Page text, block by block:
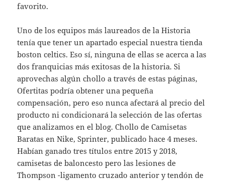
favorito.
Uno de los equipos más laureados de la Historia
tenía que tener un apartado especial nuestra tienda
boston celtics. Eso sí, ninguna de ellas se acerca a las
dos franquicias más exitosas de la historia. Si
aprovechas algún chollo a través de estas páginas,
Ofertitas podría obtener una pequeña
compensación, pero eso nunca afectará al precio del
producto ni condicionará la selección de las ofertas
que analizamos en el blog. Chollo de Camisetas
Baratas en Nike, Sprinter, publicado hace 4 meses.
Habían ganado tres títulos entre 2015 y 2018,
camisetas de baloncesto pero las lesiones de
Thompson -ligamento cruzado anterior y tendón de